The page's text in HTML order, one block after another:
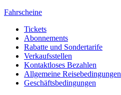
Fahrscheine
Tickets
Abonnements
Rabatte und Sondertarife
Verkaufsstellen
Kontaktloses Bezahlen
Allgemeine Reisebedingungen
Geschäftsbedingungen